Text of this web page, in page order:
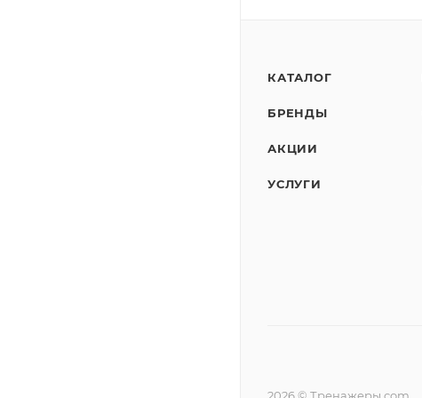
КАТАЛОГ
БРЕНДЫ
АКЦИИ
УСЛУГИ